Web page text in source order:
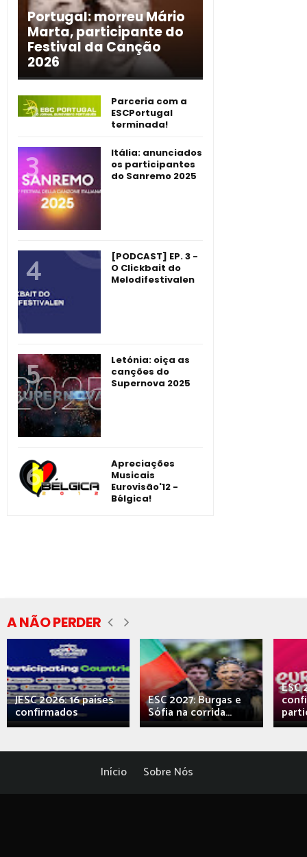
Portugal: morreu Mário
Marta, participante do
Festival da Canção
2026
Parceria com a
ESCPortugal
terminada!
Itália: anunciados
os participantes
do Sanremo 2025
[PODCAST] EP. 3 -
O Clickbait do
Melodifestivalen
Letónia: oiça as
canções do
Supernova 2025
Apreciações
Musicais
Eurovisão'12 -
Bélgica!
A NÃO PERDER
JESC 2026: 16 países
confirmados
ESC 2027: Burgas e
Sófia na corrida...
ESC
Início Sobre Nós